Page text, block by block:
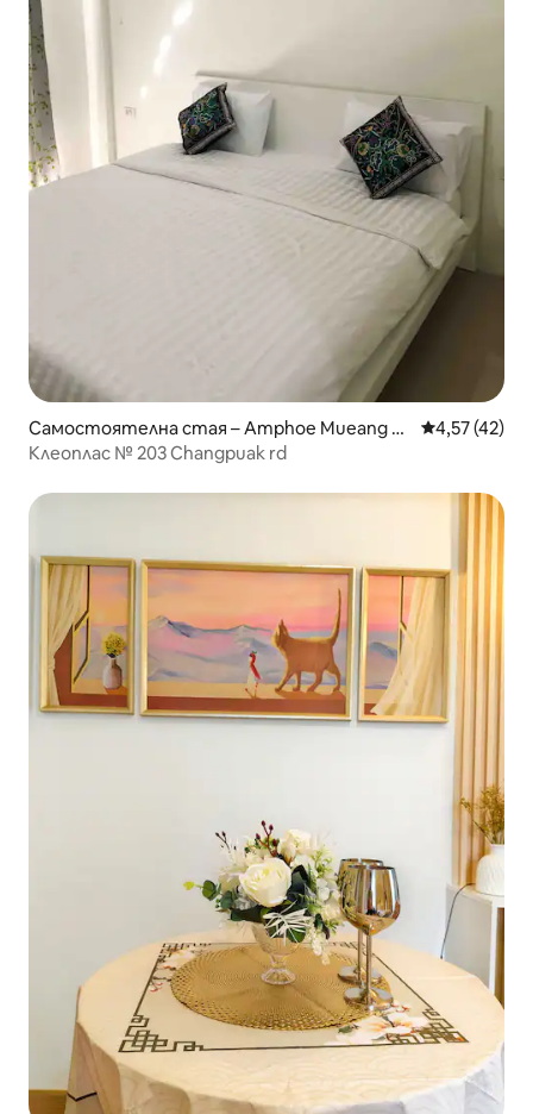
Самостоятелна стая – Amphoe Mueang C
hiang Mai
Средна
4,57 (42)
Клеоплас № 203 Changpuak rd